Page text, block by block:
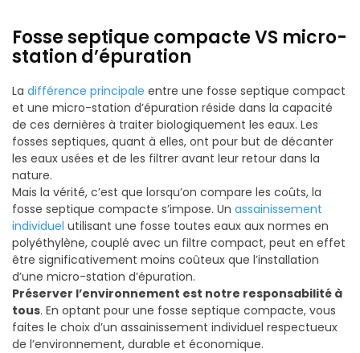
Fosse septique compacte VS micro-
station d’épuration
La différence principale entre une fosse septique compact
et une micro-station d’épuration réside dans la capacité
de ces dernières à traiter biologiquement les eaux. Les
fosses septiques, quant à elles, ont pour but de décanter
les eaux usées et de les filtrer avant leur retour dans la
nature.
Mais la vérité, c’est que lorsqu’on compare les coûts, la
fosse septique compacte s’impose. Un assainissement
individuel utilisant une fosse toutes eaux aux normes en
polyéthylène, couplé avec un filtre compact, peut en effet
être significativement moins coûteux que l’installation
d’une micro-station d’épuration.
Préserver l’environnement est notre responsabilité à
tous. En optant pour une fosse septique compacte, vous
faites le choix d’un assainissement individuel respectueux
de l’environnement, durable et économique.